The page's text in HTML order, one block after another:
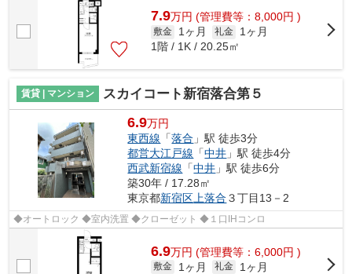
7.9万円 (管理費等：8,000円 )
敷金 1ヶ月 礼金
1ヶ月
1階 / 1K / 20.25㎡
賃貸 | マンション スカイコート新宿落合第５
6.9万円
東西線 「落合 」駅 徒歩3分
都営大江戸線 「中井 」駅 徒歩4分
西武新宿線 「中井 」駅 徒歩6分
築30年 / 17.28㎡
東京都新宿区上落合 ３丁目13－2
◆オートロック ◆室内洗置 ◆クローゼット ◆１口IHコンロ
6.9万円 (管理費等：6,000円 )
敷金 1ヶ月 礼金
1ヶ月